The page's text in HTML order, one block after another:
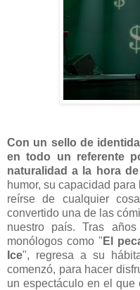
Con un sello de
en todo un referente
naturalidad a la hora
humor, su capacidad
reírse de cualquier
convertido una de las
nuestro país. Tras
monólogos como " El
Ice", regresa a su
comenzó, para hacer
un espectáculo en el